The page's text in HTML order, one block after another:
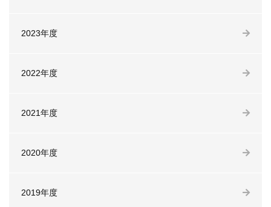
2023年度
2022年度
2021年度
2020年度
2019年度